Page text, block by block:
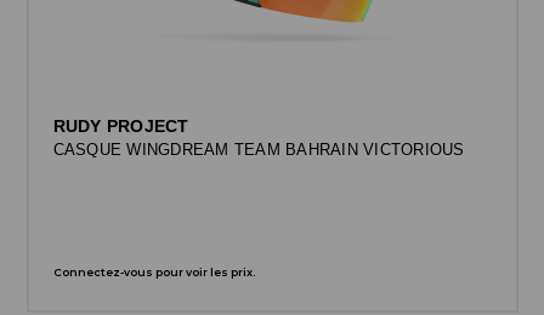
RUDY PROJECT
CASQUE WINGDREAM TEAM BAHRAIN VICTORIOUS
Connectez-vous pour voir les prix.